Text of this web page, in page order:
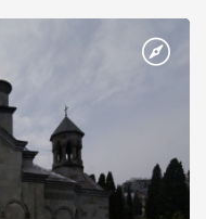
християнином.
Херсонесу Таврійського